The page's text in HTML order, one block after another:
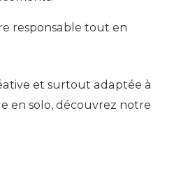
responsable tout en
et surtout adaptée à
en solo, découvrez notre